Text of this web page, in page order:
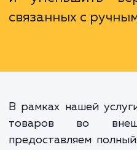
время на
и уменьшить